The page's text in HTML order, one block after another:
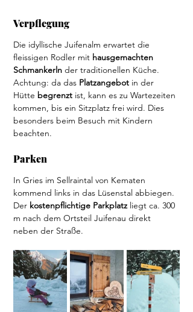
Verpflegung
Die idyllische Juifenalm erwartet die
fleissigen Rodler mit hausgemachten
Schmankerln der traditionellen Küche.
Achtung: da das Platzangebot in der
Hütte begrenzt ist, kann es zu Wartezeiten
kommen, bis ein Sitzplatz frei wird. Dies
besonders beim Besuch mit Kindern
beachten.
Parken
In Gries im Sellraintal von Kematen
kommend links in das Lüsenstal abbiegen.
Der kostenpflichtige Parkplatz liegt ca. 300
m nach dem Ortsteil Juifenau direkt
neben der Straße.